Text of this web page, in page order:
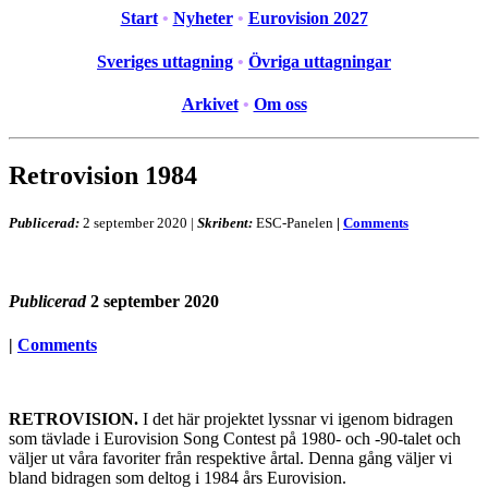
Start • Nyheter • Eurovision 2027
Sveriges uttagning • Övriga uttagningar
Arkivet • Om oss
Retrovision 1984
Publicerad: 2 september 2020 | Skribent: ESC-Panelen | Comments
Publicerad 2 september 2020
| Comments
RETROVISION. I det här projektet lyssnar vi igenom bidragen
som tävlade i Eurovision Song Contest på 1980- och -90-talet och
väljer ut våra favoriter från respektive årtal. Denna gång väljer vi
bland bidragen som deltog i 1984 års Eurovision.